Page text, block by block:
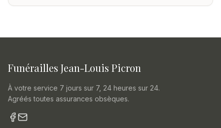
Funérailles Jean-Louis Picron
À votre service 7 jours sur 7, 24 heures sur 24.
Agréés toutes assurances obsèques.